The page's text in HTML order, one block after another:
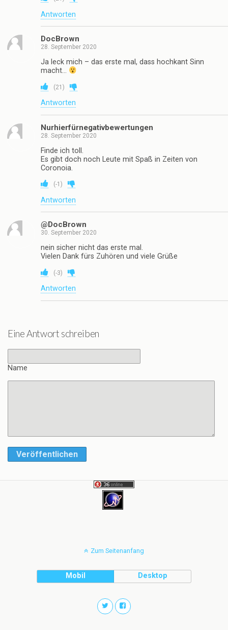
Antworten
DocBrown
28. September 2020
Ja leck mich – das erste mal, dass hochkant Sinn
macht…
(21 )
Antworten
Nurhierfürnegativbewertungen
28. September 2020
Finde ich toll.
Es gibt doch noch Leute mit Spaß in Zeiten von
Coronoia.
(-1 )
Antworten
@DocBrown
30. September 2020
nein sicher nicht das erste mal.
Vielen Dank fürs Zuhören und viele Grüße
(-3)
Antworten
Eine Antwort schreiben
Name
Veröffentlichen
Zum Seitenanfang
Mobil Desktop